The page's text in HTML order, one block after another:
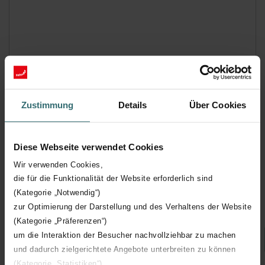
Zustimmung Details Über Cookies
Diese Webseite verwendet Cookies
Wir verwenden Cookies,
die für die Funktionalität der Website erforderlich sind
(Kategorie „Notwendig“)
zur Optimierung der Darstellung und des Verhaltens der Website
(Kategorie „Präferenzen“)
um die Interaktion der Besucher nachvollziehbar zu machen
und dadurch zielgerichtete Angebote unterbreiten zu können
Traffic White (9016* / RAL 9016)
Veuillez sélectionner